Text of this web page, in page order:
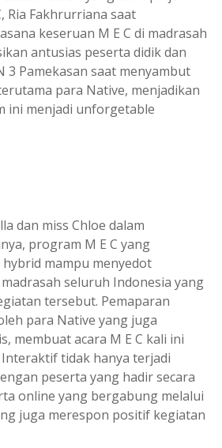
Ria Fakhrurriana saat
keseruan M E C di madrasah
antusias peserta didik dan
3 Pamekasan saat menyambut
para Native, menjadikan
ini menjadi unforgetable
dan miss Chloe dalam
program M E C yang
mampu menyedot
seluruh Indonesia yang
tersebut. Pemaparan
para Native yang juga
membuat acara M E C kali ini
tidak hanya terjadi
peserta yang hadir secara
online yang bergabung melalui
juga merespon positif kegiatan